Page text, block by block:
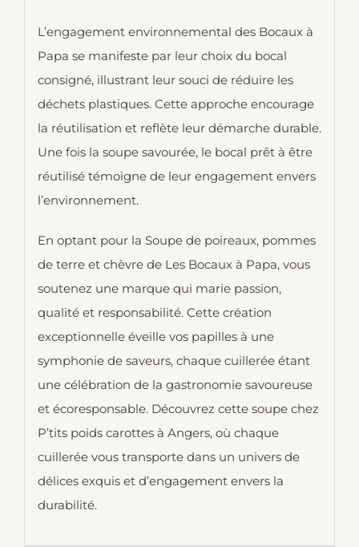
L’engagement environnemental des Bocaux à
Papa se manifeste par leur choix du bocal
consigné, illustrant leur souci de réduire les
déchets plastiques. Cette approche encourage
la réutilisation et reflète leur démarche durable.
Une fois la soupe savourée, le bocal prêt à être
réutilisé témoigne de leur engagement envers
l’environnement.
En optant pour la Soupe de poireaux, pommes
de terre et chèvre de Les Bocaux à Papa, vous
soutenez une marque qui marie passion,
qualité et responsabilité. Cette création
exceptionnelle éveille vos papilles à une
symphonie de saveurs, chaque cuillerée étant
une célébration de la gastronomie savoureuse
et écoresponsable. Découvrez cette soupe chez
P’tits poids carottes à Angers, où chaque
cuillerée vous transporte dans un univers de
délices exquis et d’engagement envers la
durabilité.